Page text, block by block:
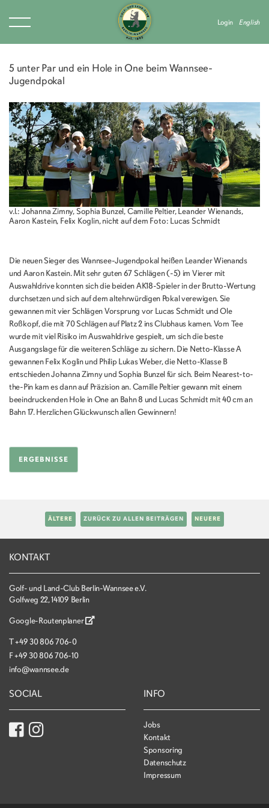
Login English
5 unter Par und ein Hole in One beim Wannsee-
Jugendpokal
v.l.: Johanna Zimny, Sophia Bunzel, Camille Peltier, Leander Wienands,
Aaron Kastein, Felix Koglin, nicht auf dem Foto: Lucas Schmidt
Die neuen Sieger des Wannsee-Jugendpokal heißen Leander Wienands
und Aaron Kastein. Mit sehr guten 67 Schlägen (-5) im Vierer mit
Auswahldrive konnten sich die beiden AK18-Spieler in der Brutto-Wertung
durchsetzen und sich auf dem altehrwürdigen Pokal verewigen. Sie
gewannen mit vier Schlägen Vorsprung vor Lucas Schmidt und Ole
Roßkopf, die mit 70 Schlägen auf Platz 2 ins Clubhaus kamen. Vom Tee
wurde mit viel Risiko im Auswahldrive gespielt, um sich die beste
Ausgangslage für die weiteren Schläge zu sichern. Die Netto-Klasse A
gewannen Felix Koglin und Philip Lukas Weber, die Netto-Klasse B
entschieden Johanna Zimny und Sophia Bunzel für sich. Beim Nearest-to-
the-Pin kam es dann auf Präzision an. Camille Peltier gewann mit einem
beeindruckenden Hole in One an Bahn 8 und Lucas Schmidt mit 40 cm an
Bahn 17. Herzlichen Glückwunsch allen Gewinnern!
ERGEBNISSE
ÄLTERE ZURÜCK ZU ALLEN BEITRÄGEN NEUERE
KONTAKT
Golf- und Land-Club Berlin-Wannsee e.V.
Golfweg 22, 14109 Berlin
Google-Routenplaner
T+49 30 806 706-0
F+49 30 806 706-10
info@wannsee.de
SOCIAL INFO
Jobs
Kontakt
Sponsoring
Datenschutz
Impressum